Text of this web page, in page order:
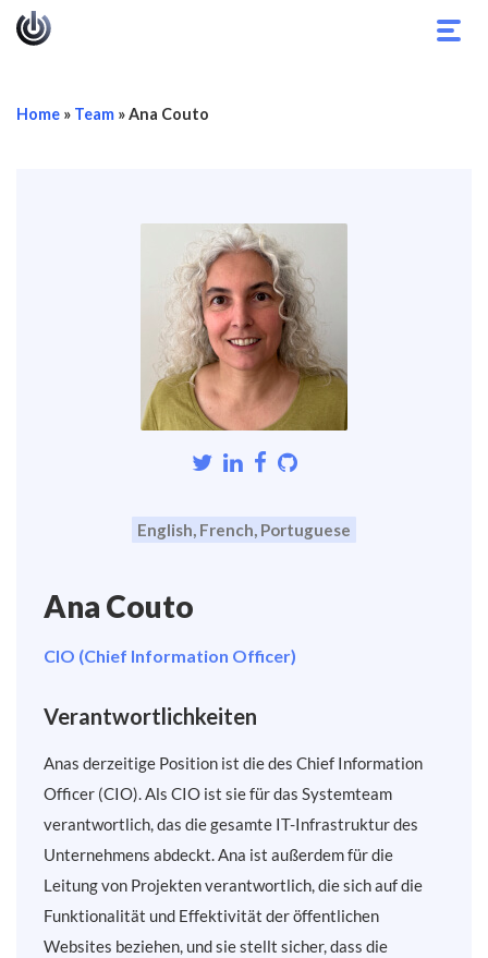
Home » Team »Ana Couto
English, French, Portuguese
Ana Couto
CIO (Chief Information Officer)
Verantwortlichkeiten
Anas derzeitige Position ist die des Chief Information
Officer (CIO). Als CIO ist sie für das Systemteam
verantwortlich, das die gesamte IT-Infrastruktur des
Unternehmens abdeckt. Ana ist außerdem für die
Leitung von Projekten verantwortlich, die sich auf die
Funktionalität und Effektivität der öffentlichen
Websites beziehen, und sie stellt sicher, dass die